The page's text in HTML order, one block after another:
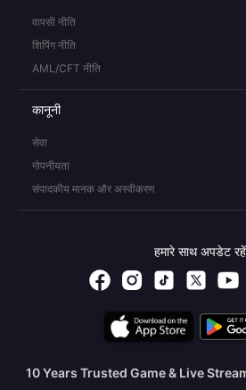
वापसी नीति
शिपिंग नीति
AML/CFT नीति
कानूनी
सेवा
गोपनीयता
संपादकीय मानक और अस्वीकरण
हमारे साथ अपडेट रहें
10 Years Trusted Game & Live